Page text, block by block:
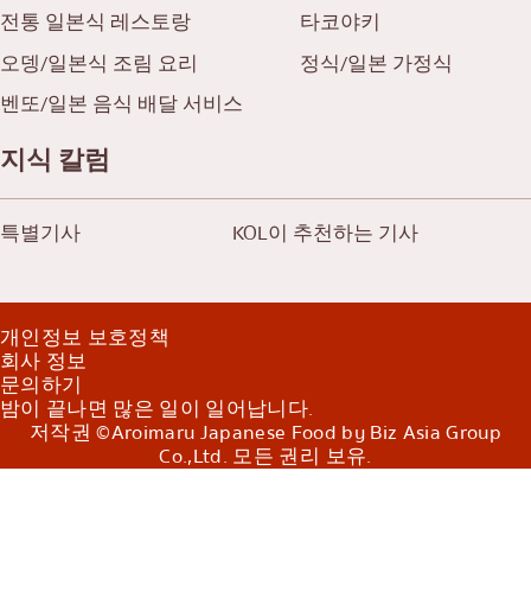
전통 일본식 레스토랑
타코야키
오뎅/일본식 조림 요리
정식/일본 가정식
벤또/일본 음식 배달 서비스
지식 칼럼
특별기사 KOL이 추천하는 기사
개인정보 보호정책
회사 정보
문의하기
밤이 끝나면 많은 일이 일어납니다.
저작권 ©Aroimaru Japanese Food by Biz Asia Group
Co.,Ltd. 모든 권리 보유.